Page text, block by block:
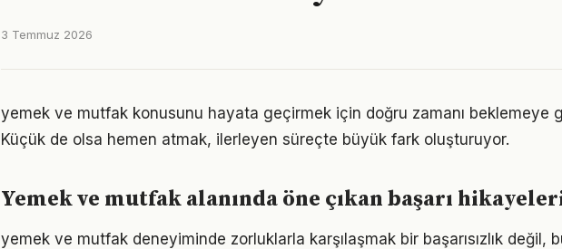
3 Temmuz 2026
yemek ve mutfak konusunu hayata geçirmek için doğru zamanı beklemeye
Küçük de olsa hemen atmak, ilerleyen süreçte büyük fark oluşturuyor.
Yemek ve mutfak alanında öne çıkan başarı
yemek ve mutfak deneyiminde zorluklarla karşılaşmak bir başarısızlık değil,